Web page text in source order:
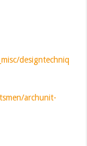
designtechniq
archunit-